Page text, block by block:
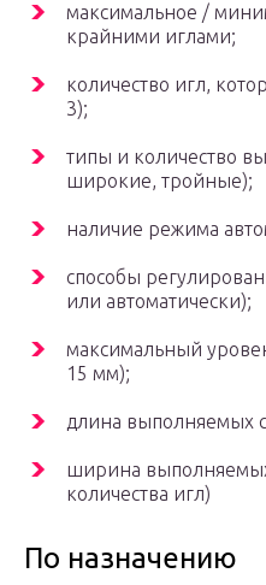
максимальное /
крайними иглами;
количество игл,
3);
типы и количество
широкие, тройные);
наличие режима
способы
или автоматически);
максимальный
15 мм);
длина выполняемых
ширина
количества игл)
По назначению